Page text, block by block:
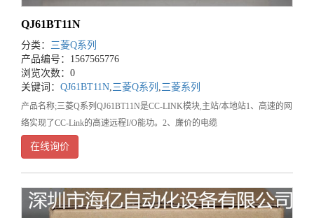
QJ61BT11N
分类： 三菱Q系列
产品编号：1567565776
浏览次数：0
关键词： QJ61BT11N 三菱Q系列 三菱系列
产品名称;三菱Q系列QJ61BT11N是CC-LINK模块,主站/本地站1、高速的网
络实现了CC-Link的高速远程I/O能功。2、廉价的电缆
在线询价